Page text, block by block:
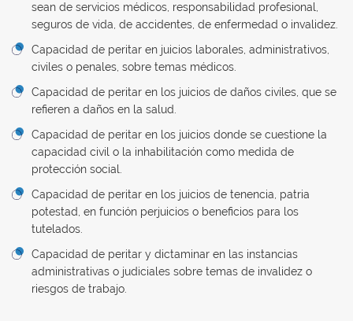
sean de servicios médicos, responsabilidad profesional,
seguros de vida, de accidentes, de enfermedad o invalidez.
Capacidad de peritar en juicios laborales, administrativos,
civiles o penales, sobre temas médicos.
Capacidad de peritar en los juicios de daños civiles, que se
refieren a daños en la salud.
Capacidad de peritar en los juicios donde se cuestione la
capacidad civil o la inhabilitación como medida de
protección social.
Capacidad de peritar en los juicios de tenencia, patria
potestad, en función perjuicios o beneficios para los
tutelados.
Capacidad de peritar y dictaminar en las instancias
administrativas o judiciales sobre temas de invalidez o
riesgos de trabajo.